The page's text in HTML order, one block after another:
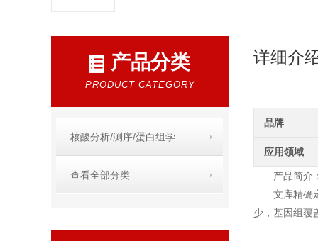
产品分类
PRODUCT CATEGORY
核酸分析/测序/蛋白组学
查看全部分类
详细介
品牌
应用领域
产品简介
文库精确
少，基因组覆